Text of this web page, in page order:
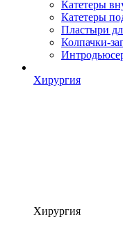
Катетеры
Катетеры
Пластыри
Колпачки-
Хирургия
Хирургия